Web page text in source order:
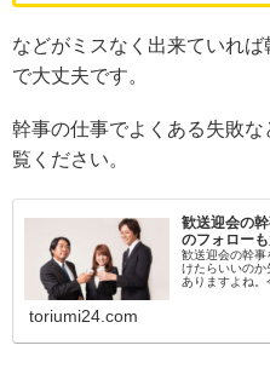
などがミスなく出来ていれ
で大丈夫です。
幹事の仕事でよくある失敗
覧ください。
歓送迎会の
のフォローも
歓送迎会の幹
けたらいいのか
ありますよね。
toriumi24.com